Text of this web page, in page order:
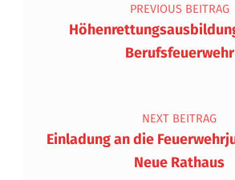
PREVIOUS BEITRAG
Berufsfeuerwehr
NEXT BEITRAG
Einladung an die
Neue Rathaus